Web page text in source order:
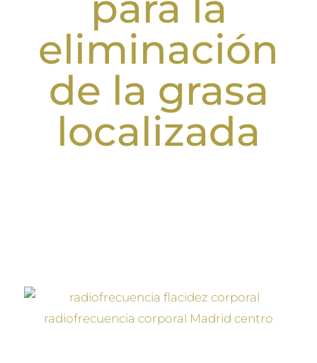
eliminación
de la grasa
localizada